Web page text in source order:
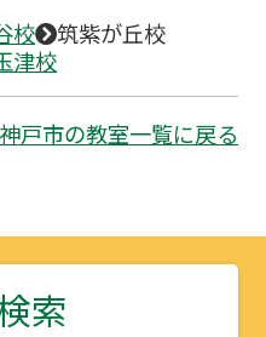
校
筑紫が丘校
津校
神戸市の教室一覧に戻る
索